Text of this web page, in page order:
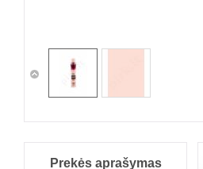
Prekės aprašymas